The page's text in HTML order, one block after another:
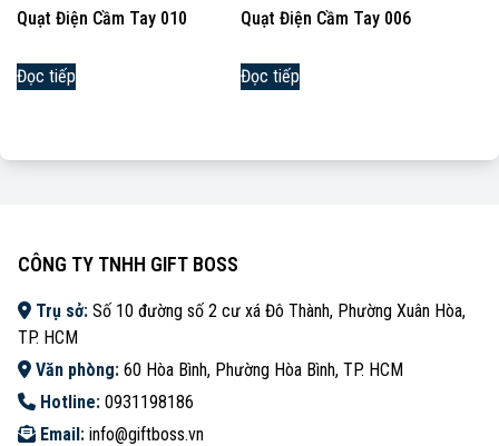
Quạt Điện Cầm Tay 010
Đọc tiếp
Quạt Điện Cầm Tay 006
Đọc tiếp
CÔNG TY TNHH GIFT BOSS
Trụ sở: Số 10 đường số 2 cư xá Đô Thành, Phường Xuân Hòa,
TP. HCM
Văn phòng: 60 Hòa Bình, Phường Hòa Bình, TP. HCM
Hotline: 0931198186
Email: info@giftboss.vn